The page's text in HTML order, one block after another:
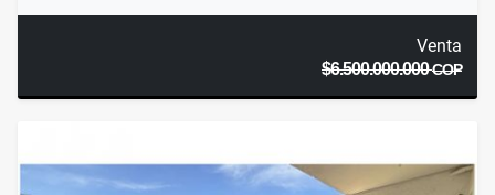
Venta
$6.500.000.000COP